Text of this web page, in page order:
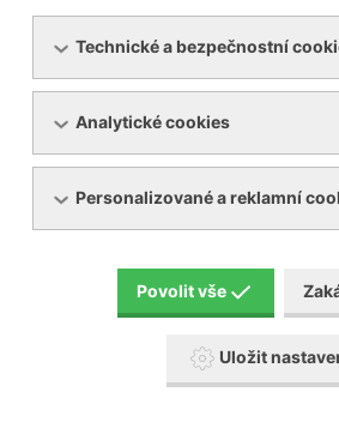
[PDF, 148,89 KB]
Péče o novorozence [PDF,
554,35 KB]
Souhlasné prohlášení rodičů
[PDF, 86,55 KB]
Monitoring plodu
Technické a bezpečnostní
Analytické cookies
Personalizované a reklamní
Povolit vše
Uložit